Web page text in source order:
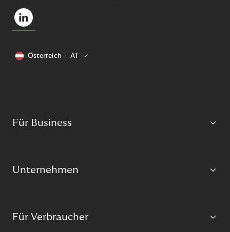
Österreich AT
Für Business
Unternehmen
Für Verbraucher